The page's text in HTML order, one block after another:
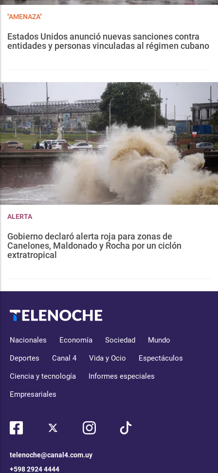
"AMENAZA"
Estados Unidos anunció nuevas sanciones contra
entidades y personas vinculadas al régimen cubano
ALERTA
Gobierno declaró alerta roja para zonas de
Canelones, Maldonado y Rocha por un ciclón
extratropical
Nacionales Economía Sociedad Mundo
Deportes Canal 4 Vida y Ocio Espectáculos
Ciencia y tecnología Informes especiales
Empresariales
telenoche@canal4.com.uy
+598 2924 4444